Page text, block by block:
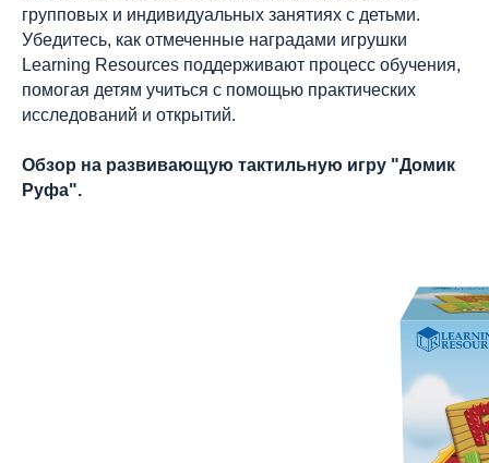
групповых и индивидуальных занятиях с детьми.
Убедитесь, как отмеченные наградами игрушки
Learning Resources поддерживают процесс обучения,
помогая детям учиться с помощью практических
исследований и открытий.
Обзор на развивающую тактильную игру "Домик
Руфа".